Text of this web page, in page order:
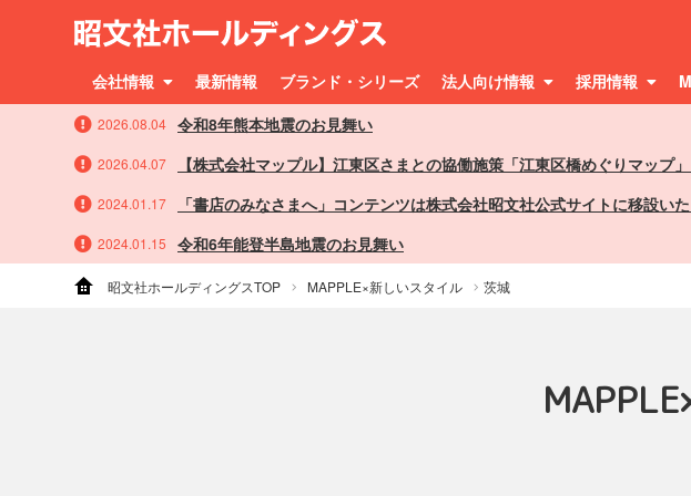
会社情報 最新情報 ブランド・シリーズ 法人向け情報 採用情報
2026.08.04 令和8年熊本地震のお見舞い
2026.04.07 【株式会社マップル】江東区さまとの協働施策「江東区橋めぐりマップ
2024.01.17 「書店のみなさまへ」コンテンツは株式会社昭文社公式サイトに移設い
2024.01.15 令和6年能登半島地震のお見舞い
昭文社ホールディングスTOP MAPPLE×新しいスタイル 茨城